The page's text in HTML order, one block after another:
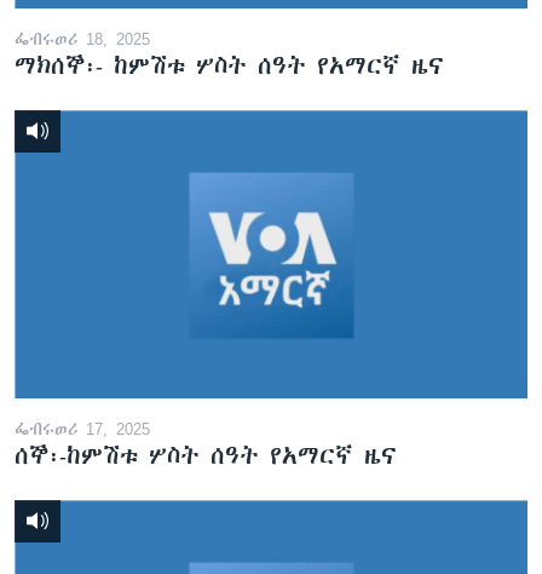
ፌብሩወሪ 18, 2025
ማክሰኞ፡- ከምሽቱ ሦስት ሰዓት የአማርኛ ዜና
ፌብሩወሪ 17, 2025
ሰኞ፡-ከምሽቱ ሦስት ሰዓት የአማርኛ ዜና